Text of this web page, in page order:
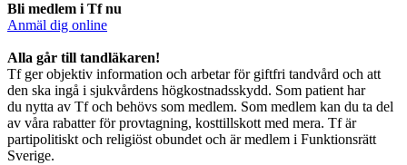
Bli medlem i Tf nu
Anmäl dig online
​Alla går till tandläkaren!
Tf ger objektiv information och arbetar för giftfri tandvård och att
den ska ingå i sjukvårdens högkostnadsskydd. Som patient har
du nytta av Tf och behövs som medlem. Som medlem kan du ta del
av våra rabatter för provtagning, kosttillskott med mera. Tf är
partipolitiskt och religiöst obundet och är medlem i Funktionsrätt
Sverige.